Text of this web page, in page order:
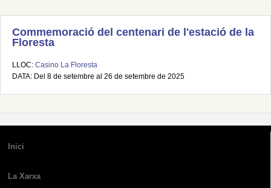
Commemoració del centenari de l'estació de la
Floresta
LLOC: Casino La Floresta
DATA: Del 8 de setembre al 26 de setembre de 2025
Inici
La Xarxa